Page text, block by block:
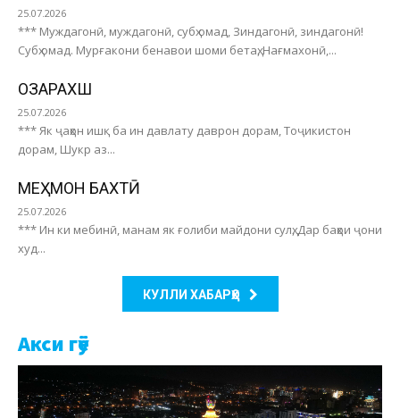
25.07.2026
*** Муждагонӣ, муждагонӣ, субҳ омад, Зиндагонӣ, зиндагонӣ!
Субҳ омад. Мурғакони бенавои шоми бетаҳ, Нағмахонӣ,...
ОЗАРАХШ
25.07.2026
*** Як ҷаҳон ишқ ба ин давлату даврон дорам, Тоҷикистон
дорам, Шукр аз...
МЕҲМОН БАХТӢ
25.07.2026
*** Ин ки мебинӣ, манам як ғолиби майдони сулҳ, Дар баҳои ҷони
худ...
КУЛЛИ ХАБАРҲО
Акси гӯё